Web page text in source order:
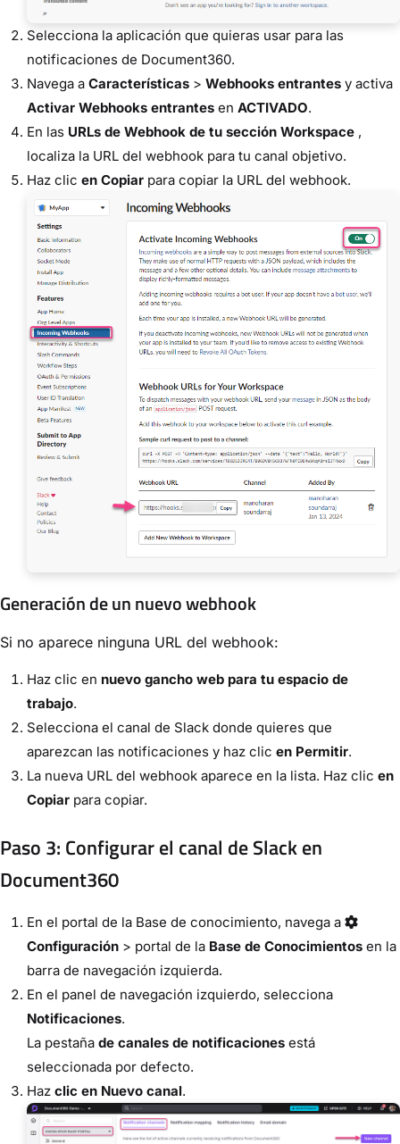
Selecciona la aplicación que quieras usar para las
notificaciones de Document360.
Navega a Características > Webhooks entrantes y activa
Activar Webhooks entrantes en ACTIVADO.
En las URLs de Webhook de tu sección Workspace ,
localiza la URL del webhook para tu canal objetivo.
Haz clic en Copiar para copiar la URL del webhook.
Generación de un nuevo webhook
Si no aparece ninguna URL del webhook:
Haz clic en nuevo gancho web para tu espacio de
trabajo.
Selecciona el canal de Slack donde quieres que
aparezcan las notificaciones y haz clic en Permitir.
La nueva URL del webhook aparece en la lista. Haz clic en
Copiar para copiar.
Paso 3: Configurar el canal de Slack en
Document360
En el portal de la Base de conocimiento, navega a
Configuración > portal de la Base de Conocimientos en la
barra de navegación izquierda.
En el panel de navegación izquierdo, selecciona
Notificaciones.
La pestaña de canales de notificaciones está
seleccionada por defecto.
Haz clic en Nuevo canal.